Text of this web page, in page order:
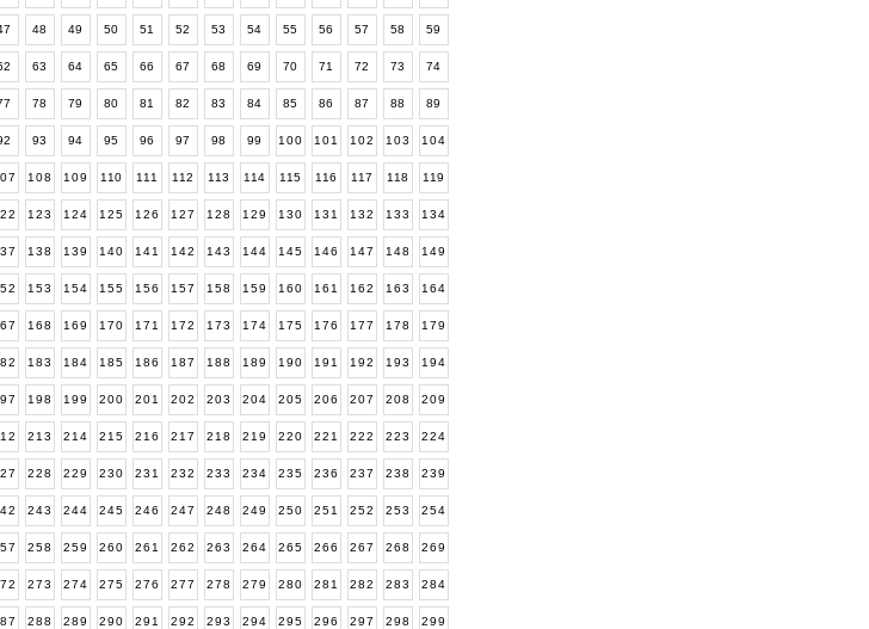
48 49 50 51 52 53 54 55 56 57 58 59
63 64 65 66 67 68 69 70 71 72 73 74
78 79 80 81 82 83 84 85 86 87 88 89
93 94 95 96 97 98 99 100 101 102 103 104
108 109 110 111 112 113 114 115 116 117 118 119
123 124 125 126 127 128 129 130 131 132 133 134
138 139 140 141 142 143 144 145 146 147 148 149
153 154 155 156 157 158 159 160 161 162 163 164
168 169 170 171 172 173 174 175 176 177 178 179
183 184 185 186 187 188 189 190 191 192 193 194
198 199 200 201 202 203 204 205 206 207 208 209
213 214 215 216 217 218 219 220 221 222 223 224
228 229 230 231 232 233 234 235 236 237 238 239
243 244 245 246 247 248 249 250 251 252 253 254
258 259 260 261 262 263 264 265 266 267 268 269
273 274 275 276 277 278 279 280 281 282 283 284
288 289 290 291 292 293 294 295 296 297 298 299